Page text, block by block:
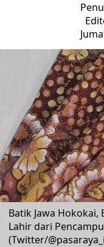
Batik Jawa
Lahir dari
(Twitter/